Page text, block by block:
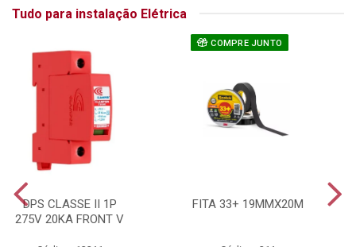
Tudo para instalação Elétrica
DPS CLASSE II 1P
275V 20KA FRONT V
COMPRE JUNTO
FITA 33+ 19MMX20M